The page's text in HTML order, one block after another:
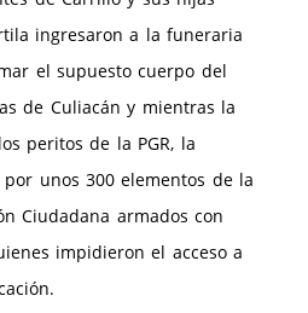
ingresaron a la funeraria
el supuesto cuerpo del
de Culiacán y mientras la
peritos de la PGR, la
unos 300 elementos de la
Ciudadana armados con
impidieron el acceso a